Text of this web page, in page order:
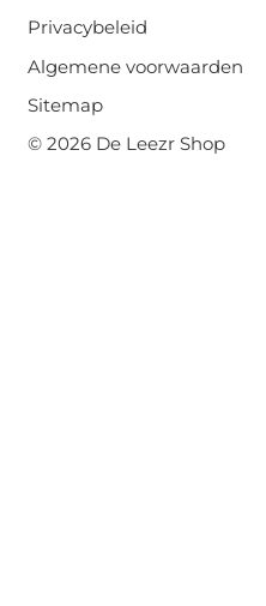
Privacybeleid
Algemene voorwaarden
Sitemap
© 2026 De Leezr Shop